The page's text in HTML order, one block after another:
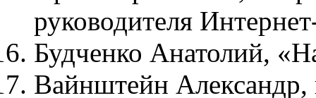
руководителя
Будченко Анатолий,
Вайнштейн Александр,